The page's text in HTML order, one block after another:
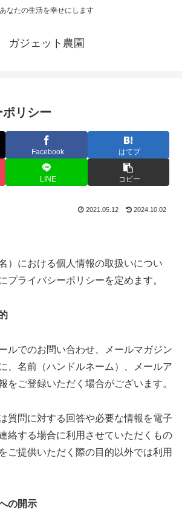
あなたの生活を幸せにします
ガジェット農園
リシー
Facebook はてブ
LINE コピー
2021.05.12 2024.10.02
）における個人情報の取扱いについ
プライバシーポリシーを定めます。
ルでのお問い合わせ、メールマガジン
、名前（ハンドルネーム）、メールア
をご登録いただく場合がございます。
質問に対する回答や必要な情報を電子
絡する場合に利用させていただくもの
ご提供いただく際の目的以外では利用
の開示